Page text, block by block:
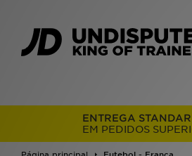
ENTREGA
EM PEDIDOS